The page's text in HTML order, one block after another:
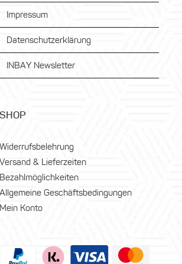
Impressum
Datenschutzerklärung
INBAY Newsletter
SHOP
Widerrufsbelehrung
Versand & Lieferzeiten
Bezahlmöglichkeiten
Allgemeine Geschäftsbedingungen
Mein Konto